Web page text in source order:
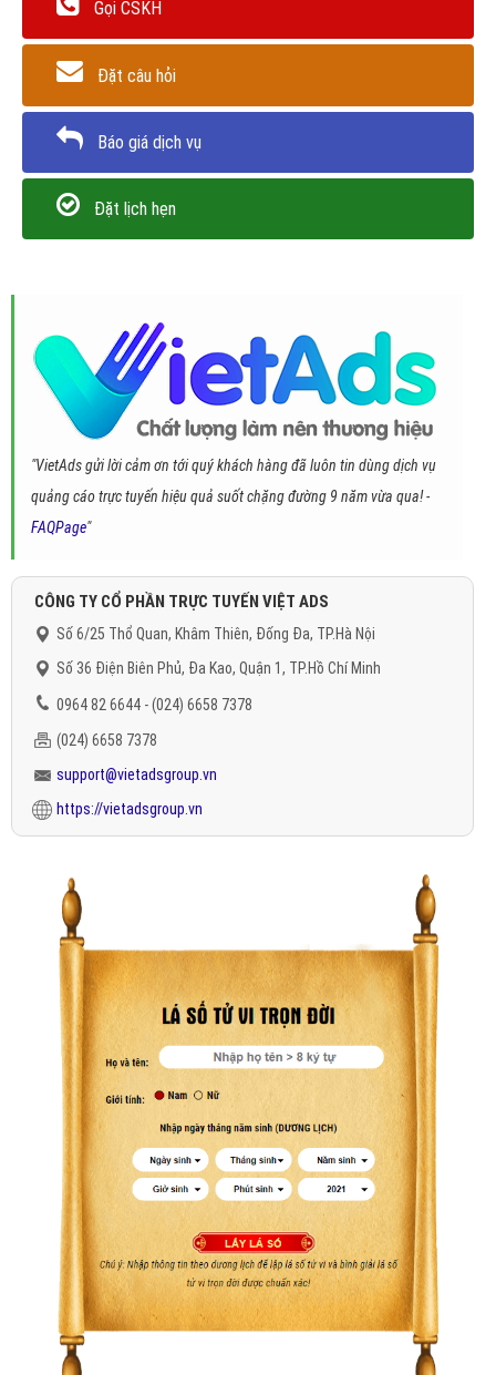
Gọi CSKH
Đặt câu hỏi
Báo giá dịch vụ
Đặt lịch hẹn
"VietAds gửi lời cảm ơn tới quý khách hàng đã luôn tin dùng dịch vụ
quảng cáo trực tuyến hiệu quả suốt chặng đường 9 năm vừa qua! -
FAQPage"
CÔNG TY CỔ PHẦN TRỰC TUYẾN VIỆT ADS
Số 6/25 Thổ Quan, Khâm Thiên, Đống Đa, TP.Hà Nội
Số 36 Điện Biên Phủ, Đa Kao, Quận 1, TP.Hồ Chí Minh
0964 82 6644 - (024) 6658 7378
(024) 6658 7378
support@vietadsgroup.vn
https://vietadsgroup.vn